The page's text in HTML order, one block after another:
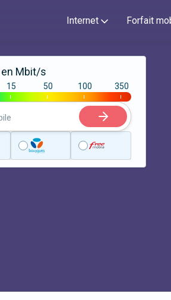
Internet Forfait
Mbit/s
|
15
|
50
|
100
|
350